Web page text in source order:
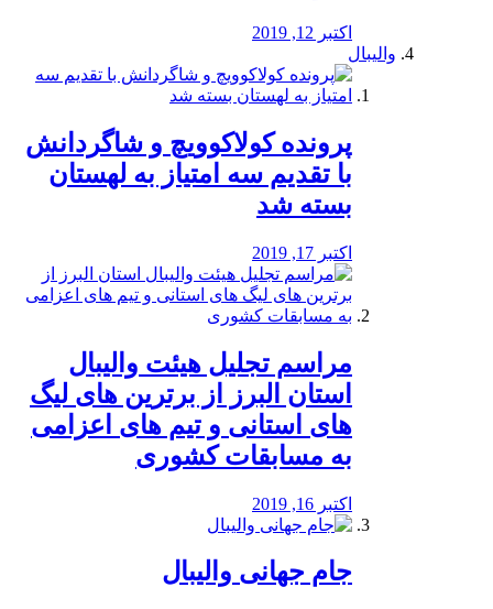
اکتبر 12, 2019
والیبال
پرونده کولاکوویچ و شاگردانش
با تقدیم سه امتیاز به لهستان
بسته شد
اکتبر 17, 2019
مراسم تجلیل هیئت والیبال
استان البرز از برترین های لیگ
های استانی و تیم های اعزامی
به مسابقات کشوری
اکتبر 16, 2019
جام جهانی والیبال